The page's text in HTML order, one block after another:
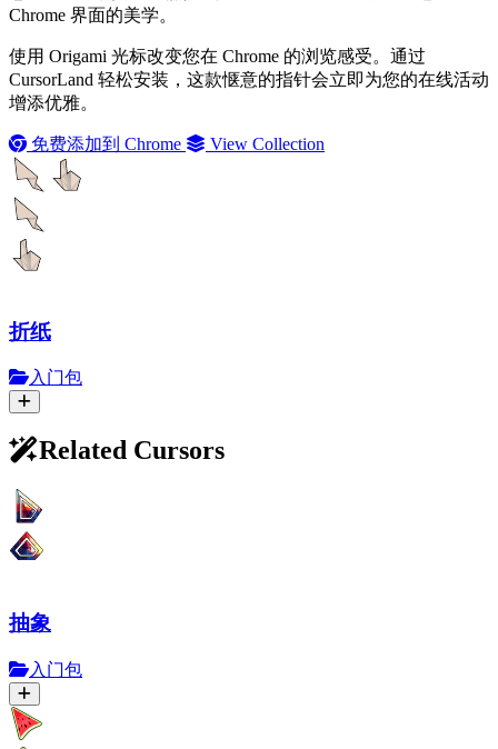
Chrome 界面的美学。
使用 Origami 光标改变您在 Chrome 的浏览感受。通过
CursorLand 轻松安装，这款惬意的指针会立即为您的在线活动
增添优雅。
免费添加到 Chrome View Collection
折纸
入门包
Related Cursors
抽象
入门包